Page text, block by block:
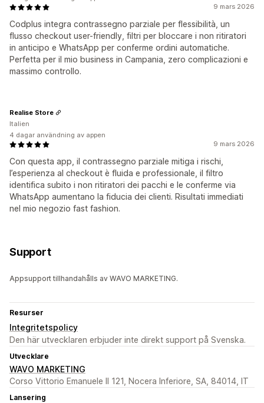
9 mars 2026
Codplus integra contrassegno parziale per flessibilità, un
flusso checkout user-friendly, filtri per bloccare i non ritiratori
in anticipo e WhatsApp per conferme ordini automatiche.
Perfetta per il mio business in Campania, zero complicazioni e
massimo controllo.
9 mars 2026
Con questa app, il contrassegno parziale mitiga i rischi,
l’esperienza al checkout è fluida e professionale, il filtro
identifica subito i non ritiratori dei pacchi e le conferme via
WhatsApp aumentano la fiducia dei clienti. Risultati immediati
nel mio negozio fast fashion.
Realise Store
Italien
4 dagar användning av appen
Support
Appsupport tillhandahålls av WAVO MARKETING.
Resurser
Integritetspolicy
Den här utvecklaren erbjuder inte direkt support på Svenska.
Utvecklare
WAVO MARKETING
Corso Vittorio Emanuele II 121, Nocera Inferiore, SA, 84014, IT
Lansering